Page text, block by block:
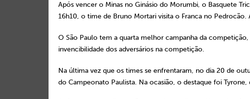
Após vencer o Minas no Ginásio do Morumbi, o Basquete
16h10, o time de Bruno Mortari visita o Franca no Pedrocão.
O São Paulo tem a quarta melhor campanha da
invencibilidade dos adversários na competição.
Na última vez que os times se enfrentaram, no dia 20 de
do Campeonato Paulista. Na ocasião, o destaque foi